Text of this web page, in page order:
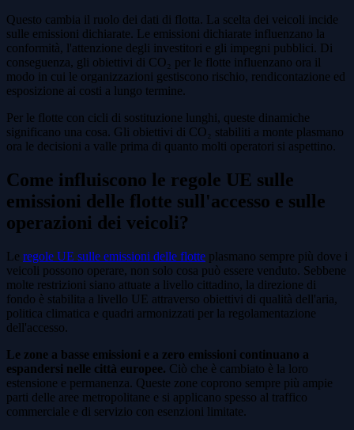
Questo cambia il ruolo dei dati di flotta. La scelta dei veicoli incide
sulle emissioni dichiarate. Le emissioni dichiarate influenzano la
conformità, l'attenzione degli investitori e gli impegni pubblici. Di
conseguenza, gli obiettivi di CO₂ per le flotte influenzano ora il
modo in cui le organizzazioni gestiscono rischio, rendicontazione ed
esposizione ai costi a lungo termine.
Per le flotte con cicli di sostituzione lunghi, queste dinamiche
significano una cosa. Gli obiettivi di CO₂ stabiliti a monte plasmano
ora le decisioni a valle prima di quanto molti operatori si aspettino.
Come influiscono le regole UE sulle
emissioni delle flotte sull'accesso e sulle
operazioni dei veicoli?
Le regole UE sulle emissioni delle flotte plasmano sempre più dove i
veicoli possono operare, non solo cosa può essere venduto. Sebbene
molte restrizioni siano attuate a livello cittadino, la direzione di
fondo è stabilita a livello UE attraverso obiettivi di qualità dell'aria,
politica climatica e quadri armonizzati per la regolamentazione
dell'accesso.
Le zone a basse emissioni e a zero emissioni continuano a
espandersi nelle città europee. Ciò che è cambiato è la loro
estensione e permanenza. Queste zone coprono sempre più ampie
parti delle aree metropolitane e si applicano spesso al traffico
commerciale e di servizio con esenzioni limitate.